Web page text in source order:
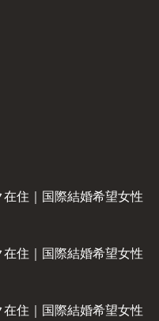
住｜国際結婚希望女性
住｜国際結婚希望女性
住｜国際結婚希望女性